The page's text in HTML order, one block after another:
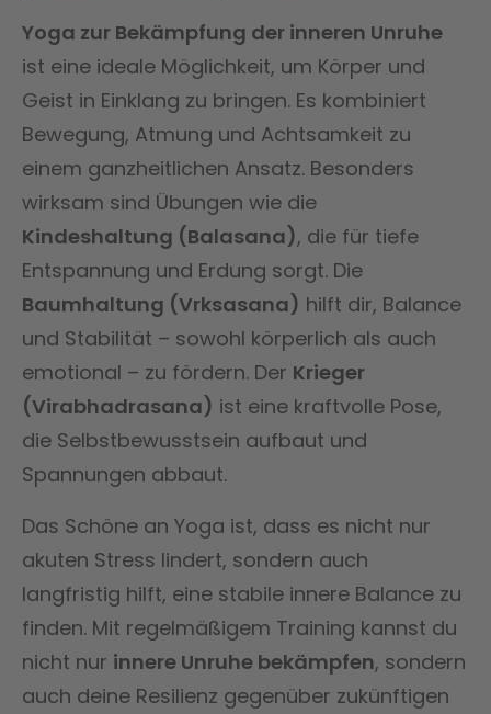
Yoga zur Bekämpfung der inneren Unruhe
ist eine ideale Möglichkeit, um Körper und
Geist in Einklang zu bringen. Es kombiniert
Bewegung, Atmung und Achtsamkeit zu
einem ganzheitlichen Ansatz. Besonders
wirksam sind Übungen wie die
Kindeshaltung (Balasana), die für tiefe
Entspannung und Erdung sorgt. Die
Baumhaltung (Vrksasana) hilft dir, Balance
und Stabilität – sowohl körperlich als auch
emotional – zu fördern. Der Krieger
(Virabhadrasana) ist eine kraftvolle Pose,
die Selbstbewusstsein aufbaut und
Spannungen abbaut.
Das Schöne an Yoga ist, dass es nicht nur
akuten Stress lindert, sondern auch
langfristig hilft, eine stabile innere Balance zu
finden. Mit regelmäßigem Training kannst du
nicht nur innere Unruhe bekämpfen, sondern
auch deine Resilienz gegenüber zukünftigen